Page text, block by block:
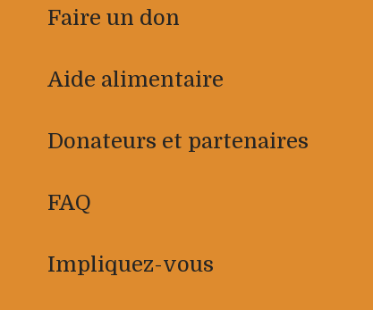
Faire un don
Aide alimentaire
Donateurs et partenaires
FAQ
Impliquez-vous